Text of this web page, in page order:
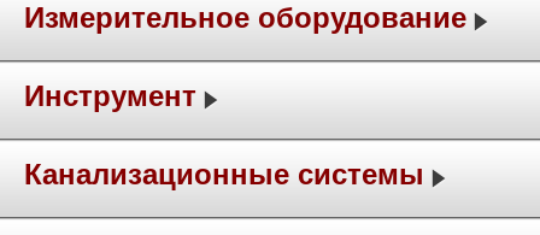
Измерительное оборудование
Инструмент
Канализационные системы